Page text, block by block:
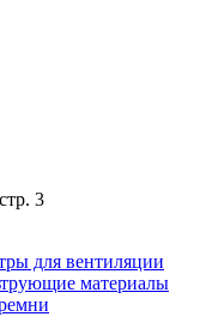
3
для вентиляции
материалы